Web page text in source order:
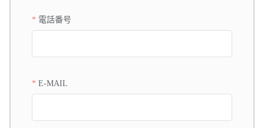
電話番号
E-MAIL